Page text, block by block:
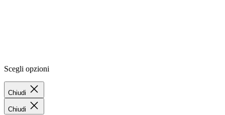
Scegli opzioni
Chiudi
Chiudi